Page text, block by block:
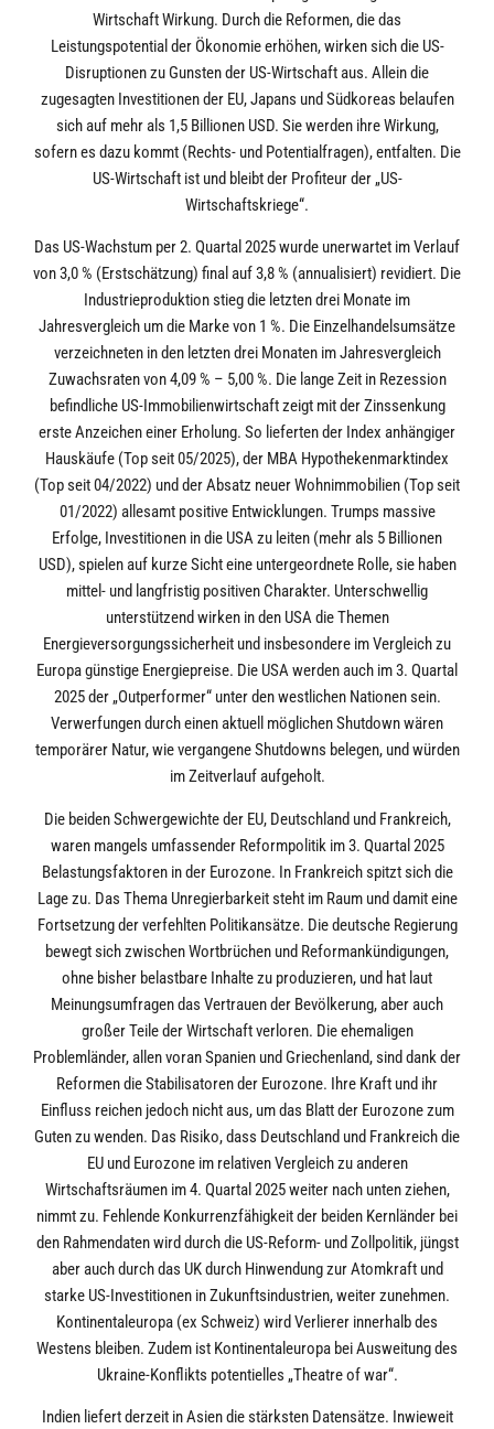
Wirtschaft Wirkung. Durch die Reformen, die das
Leistungspotential der Ökonomie erhöhen, wirken sich die US-
Disruptionen zu Gunsten der US-Wirtschaft aus. Allein die
zugesagten Investitionen der EU, Japans und Südkoreas belaufen
sich auf mehr als 1,5 Billionen USD. Sie werden ihre Wirkung,
sofern es dazu kommt (Rechts- und Potentialfragen), entfalten. Die
US-Wirtschaft ist und bleibt der Profiteur der „US-
Wirtschaftskriege“.
Das US-Wachstum per 2. Quartal 2025 wurde unerwartet im Verlauf
von 3,0 % (Erstschätzung) final auf 3,8 % (annualisiert) revidiert. Die
Industrieproduktion stieg die letzten drei Monate im
Jahresvergleich um die Marke von 1 %. Die Einzelhandelsumsätze
verzeichneten in den letzten drei Monaten im Jahresvergleich
Zuwachsraten von 4,09 % – 5,00 %. Die lange Zeit in Rezession
befindliche US-Immobilienwirtschaft zeigt mit der Zinssenkung
erste Anzeichen einer Erholung. So lieferten der Index anhängiger
Hauskäufe (Top seit 05/2025), der MBA Hypothekenmarktindex
(Top seit 04/2022) und der Absatz neuer Wohnimmobilien (Top seit
01/2022) allesamt positive Entwicklungen. Trumps massive
Erfolge, Investitionen in die USA zu leiten (mehr als 5 Billionen
USD), spielen auf kurze Sicht eine untergeordnete Rolle, sie haben
mittel- und langfristig positiven Charakter. Unterschwellig
unterstützend wirken in den USA die Themen
Energieversorgungssicherheit und insbesondere im Vergleich zu
Europa günstige Energiepreise. Die USA werden auch im 3. Quartal
2025 der „Outperformer“ unter den westlichen Nationen sein.
Verwerfungen durch einen aktuell möglichen Shutdown wären
temporärer Natur, wie vergangene Shutdowns belegen, und würden
im Zeitverlauf aufgeholt.
Die beiden Schwergewichte der EU, Deutschland und Frankreich,
waren mangels umfassender Reformpolitik im 3. Quartal 2025
Belastungsfaktoren in der Eurozone. In Frankreich spitzt sich die
Lage zu. Das Thema Unregierbarkeit steht im Raum und damit eine
Fortsetzung der verfehlten Politikansätze. Die deutsche Regierung
bewegt sich zwischen Wortbrüchen und Reformankündigungen,
ohne bisher belastbare Inhalte zu produzieren, und hat laut
Meinungsumfragen das Vertrauen der Bevölkerung, aber auch
großer Teile der Wirtschaft verloren. Die ehemaligen
Problemländer, allen voran Spanien und Griechenland, sind dank der
Reformen die Stabilisatoren der Eurozone. Ihre Kraft und ihr
Einfluss reichen jedoch nicht aus, um das Blatt der Eurozone zum
Guten zu wenden. Das Risiko, dass Deutschland und Frankreich die
EU und Eurozone im relativen Vergleich zu anderen
Wirtschaftsräumen im 4. Quartal 2025 weiter nach unten ziehen,
nimmt zu. Fehlende Konkurrenzfähigkeit der beiden Kernländer bei
den Rahmendaten wird durch die US-Reform- und Zollpolitik, jüngst
aber auch durch das UK durch Hinwendung zur Atomkraft und
starke US-Investitionen in Zukunftsindustrien, weiter zunehmen.
Kontinentaleuropa (ex Schweiz) wird Verlierer innerhalb des
Westens bleiben. Zudem ist Kontinentaleuropa bei Ausweitung des
Ukraine-Konflikts potentielles „Theatre of war“.
Indien liefert derzeit in Asien die stärksten Datensätze. Inwieweit